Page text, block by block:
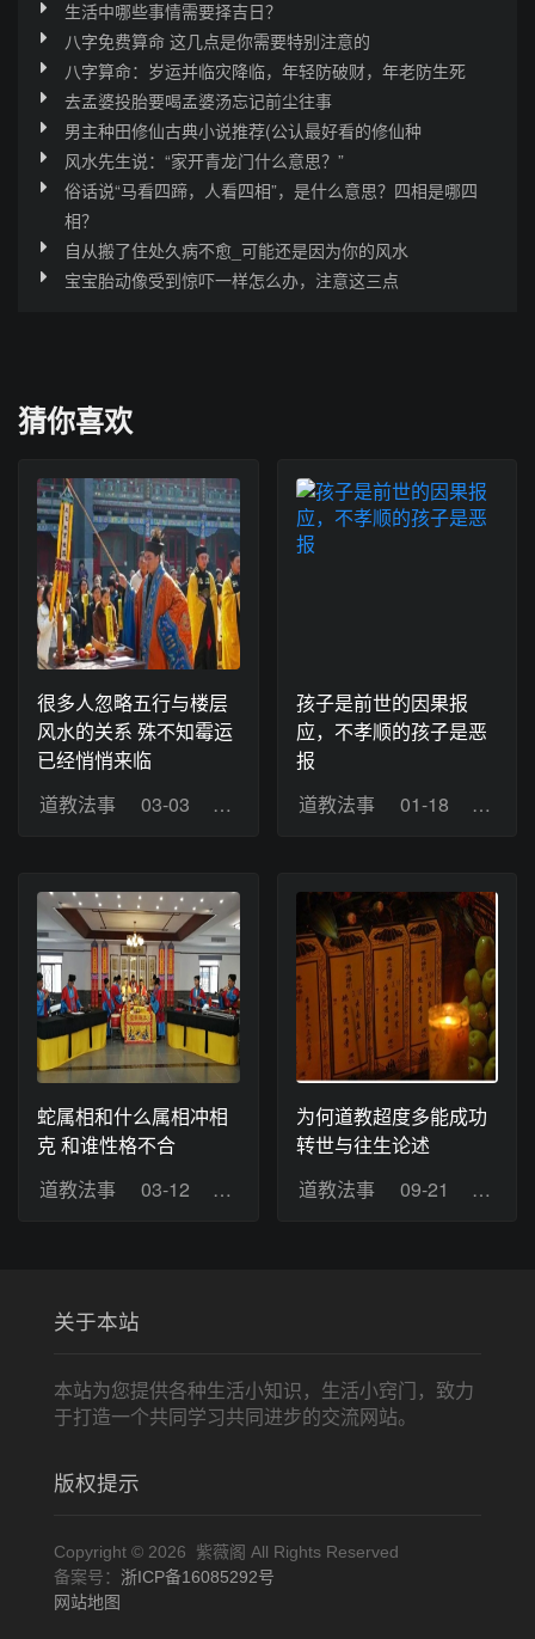
生活中哪些事情需要择吉日？
八字免费算命 这几点是你需要特别注意的
八字算命：岁运并临灾降临，年轻防破财，年老防生死
去孟婆投胎要喝孟婆汤忘记前尘往事
男主种田修仙古典小说推荐(公认最好看的修仙种
风水先生说：“家开青龙门什么意思？”
俗话说“马看四蹄，人看四相”，是什么意思？四相是哪四
相？
自从搬了住处久病不愈_可能还是因为你的风水
宝宝胎动像受到惊吓一样怎么办，注意这三点
猜你喜欢
很多人忽略五行与楼层
风水的关系 殊不知霉运
已经悄悄来临
道教法事
03-03 浏览：8
孩子是前世的因果报
应，不孝顺的孩子是恶
报
道教法事
01-18 浏览
蛇属相和什么属相冲相
克 和谁性格不合
道教法事
03-12 浏览：6
为何道教超度多能成功
转世与往生论述
道教法事
09-21 浏览
关于本站
本站为您提供各种生活小知识，生活小窍门，致力
于打造一个共同学习共同进步的交流网站。
版权提示
Copyright © 2026 紫薇阁 All Rights Reserved
备案号： 浙ICP备16085292号
网站地图